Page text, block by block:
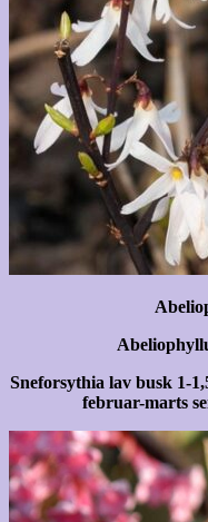
Sneforsythia lav busk 1-
februar-marts